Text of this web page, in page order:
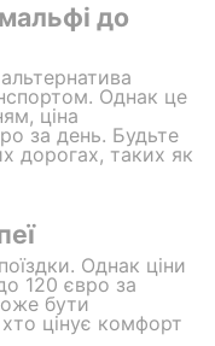
до
Однак це
ціна
за день. Будьте
дорогах, таких як
Однак ціни
120 євро за
бути
цінує комфорт